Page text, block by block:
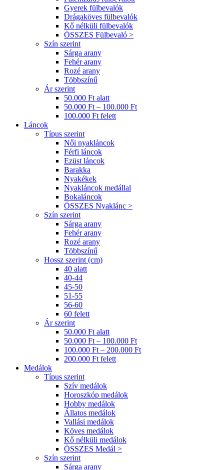
Gyerek fülbevalók
Drágaköves fülbevalók
Kő nélküli fülbevalók
ÖSSZES Fülbevaló >
Szín szerint
Sárga arany
Fehér arany
Rozé arany
Többszínű
Ár szerint
50.000 Ft alatt
50.000 Ft – 100.000 Ft
100.000 Ft felett
Láncok
Típus szerint
Női nyakláncok
Férfi láncok
Ezüst láncok
Barakka
Nyakékek
Nyakláncok medállal
Bokaláncok
ÖSSZES Nyaklánc >
Szín szerint
Sárga arany
Fehér arany
Rozé arany
Többszínű
Hossz szerint (cm)
40 alatt
40-44
45-50
51-55
56-60
60 felett
Ár szerint
50.000 Ft alatt
50.000 Ft – 100.000 Ft
100.000 Ft – 200.000 Ft
200.000 Ft felett
Medálok
Típus szerint
Szív medálok
Horoszkóp medálok
Hobby medálok
Állatos medálok
Vallási medálok
Köves medálok
Kő nélküli medálok
ÖSSZES Medál >
Szín szerint
Sárga arany